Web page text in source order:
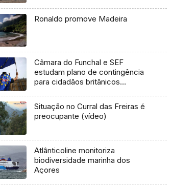
Ronaldo promove Madeira
Câmara do Funchal e SEF
estudam plano de contingência
para cidadãos britânicos
Situação no Curral das Freiras é
preocupante (vídeo)
Atlânticoline monitoriza
biodiversidade marinha dos
Açores